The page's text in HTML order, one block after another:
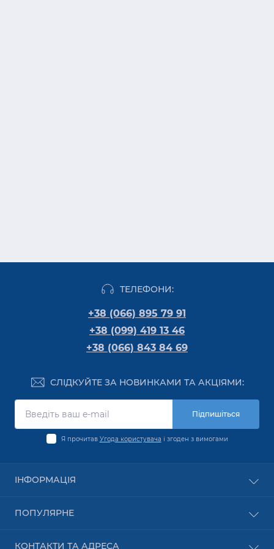
ТЕЛЕФОНИ:
+38 (066) 895 79 91
+38 (099) 419 13 46
+38 (066) 843 84 69
СЛІДКУЙТЕ ЗА НОВИНКАМИ ТА АКЦІЯМИ:
Підпишіться
Я прочитав Угода користувача і згоден з вимогами
ІНФОРМАЦІЯ
Про компанію
ПОПУЛЯРНЕ
КОНТАКТИ ТА АДРЕСА